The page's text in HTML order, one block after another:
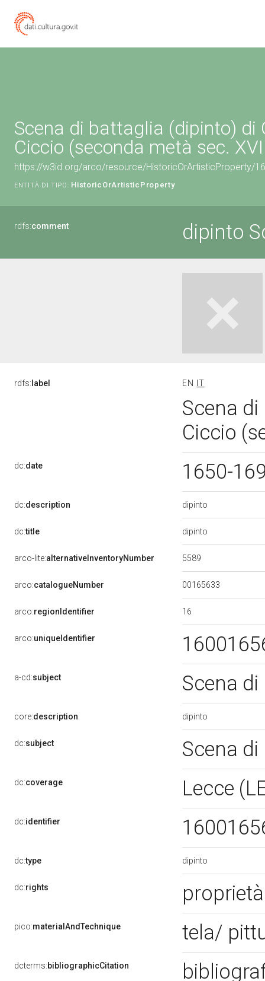
Scena di battaglia (dipinto) di
Ciccio (seconda metà sec.
https://w3id.org/arco/resource/HistoricOrArtisticProperty/
ENTITÀ DI TIPO: HistoricOrArtisticProperty
rdfs:comment dipinto
rdfs: label EN IT
Scena
Ciccio
dc:date 1650-
dc:description dipinto
dc:title dipinto
arco-lite:alternativeInventoryNumber 5589
arco:catalogueNumber 00165633
arco:regionIdentifier 16
arco:uniqueIdentifier
a-cd:subject Scena
core:description dipinto
dc:subject Scena
dc:coverage Lecce
dc:identifier
dc:type dipinto
dc:rights
pico:materialAndTechnique tela/
dcterms:bibliographicCitation